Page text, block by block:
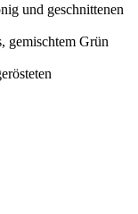
und geschnittenen
gemischtem Grün